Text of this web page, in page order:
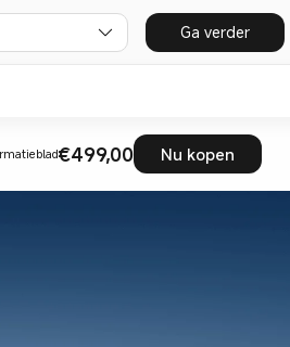
Ga verder
€499,00 Nu kopen